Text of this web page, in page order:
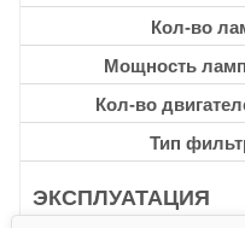
Кол-во
Мощность
Кол-во
Тип
ЭКСПЛУАТАЦИЯ